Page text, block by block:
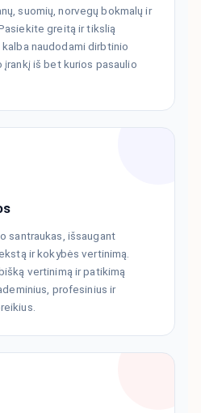
suomių, norvegų bokmalų ir
greitą ir tikslią
naudodami dirbtinio
iš bet kurios pasaulio
santraukas, išsaugant
ir kokybės vertinimą.
vertinimą ir patikimą
profesinius ir